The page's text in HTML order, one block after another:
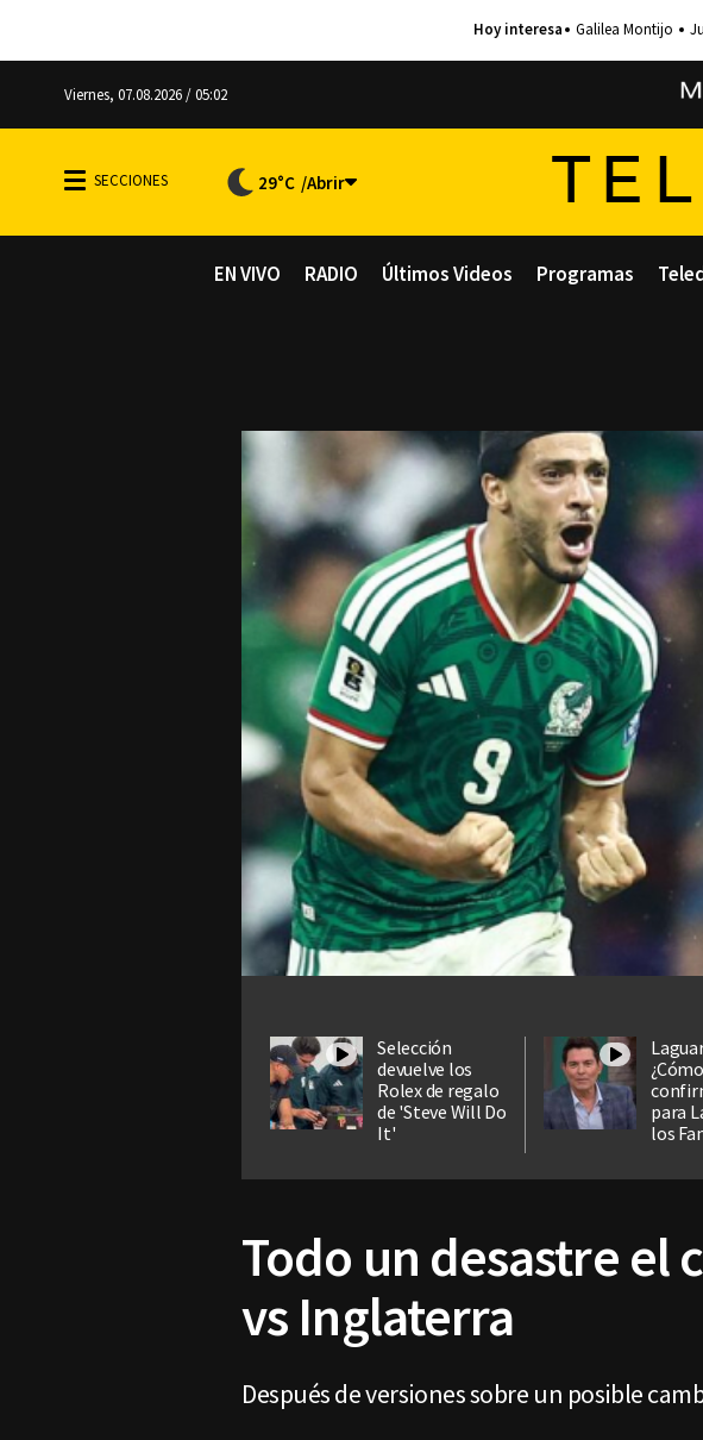
Galilea Montijo
Viernes, 07.08.2026 / 05:02
29°C
EN VIVO RADIO Últimos Videos Programas
Selección
devuelve los
Rolex de regalo
de 'Steve Will Do
It'
para
los
Todo un desastre el
vs Inglaterra
Después de versiones sobre un posible